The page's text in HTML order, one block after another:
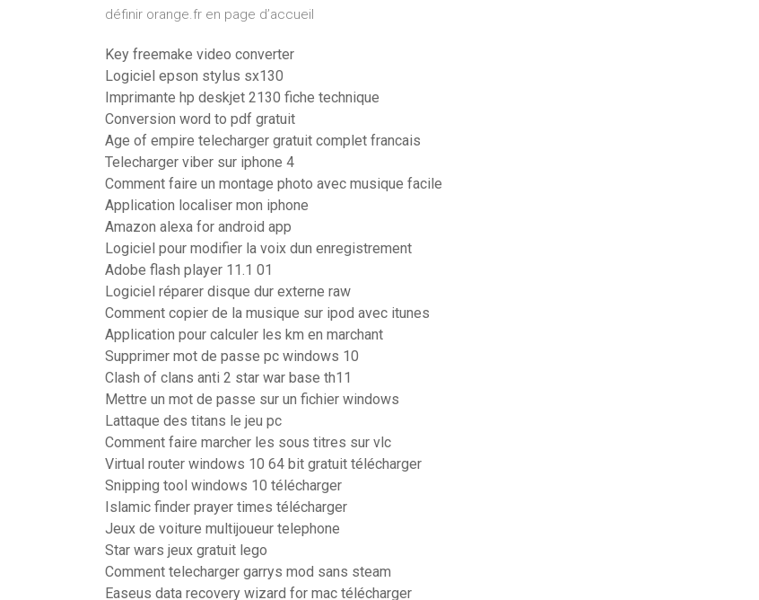
définir orange.fr en page d’accueil
Key freemake video converter
Logiciel epson stylus sx130
Imprimante hp deskjet 2130 fiche technique
Conversion word to pdf gratuit
Age of empire telecharger gratuit complet francais
Telecharger viber sur iphone 4
Comment faire un montage photo avec musique facile
Application localiser mon iphone
Amazon alexa for android app
Logiciel pour modifier la voix dun enregistrement
Adobe flash player 11.1 01
Logiciel réparer disque dur externe raw
Comment copier de la musique sur ipod avec itunes
Application pour calculer les km en marchant
Supprimer mot de passe pc windows 10
Clash of clans anti 2 star war base th11
Mettre un mot de passe sur un fichier windows
Lattaque des titans le jeu pc
Comment faire marcher les sous titres sur vlc
Virtual router windows 10 64 bit gratuit télécharger
Snipping tool windows 10 télécharger
Islamic finder prayer times télécharger
Jeux de voiture multijoueur telephone
Star wars jeux gratuit lego
Comment telecharger garrys mod sans steam
Easeus data recovery wizard for mac télécharger